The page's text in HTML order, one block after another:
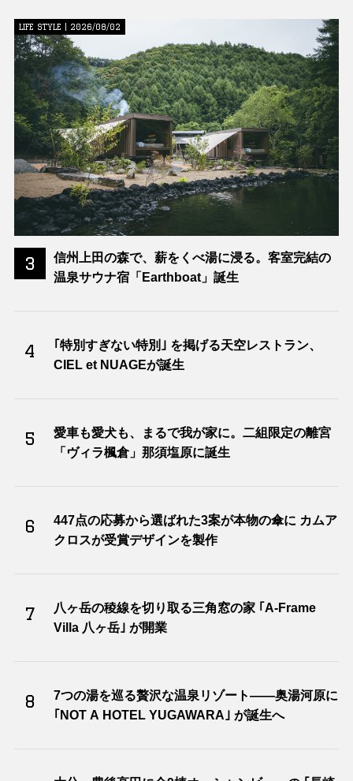
3
LIFE STYLE | 2026/08/02
信州上田の森で、薪をくべ湯に浸る。客室完結の
温泉サウナ宿「Earthboat」誕生
4
｢特別すぎない特別｣ を掲げる天空レストラン、
CIEL et NUAGEが誕生
5
愛車も愛犬も、まるで我が家に。二組限定の離宮
「ヴィラ楓倉」那須塩原に誕生
6
447点の応募から選ばれた3案が本物の傘に カムア
クロスが受賞デザインを製作
7
八ヶ岳の稜線を切り取る三角窓の家 ｢A-Frame
Villa 八ヶ岳｣ が開業
8
7つの湯を巡る贅沢な温泉リゾート――奥湯河原に
｢NOT A HOTEL YUGAWARA｣ が誕生へ